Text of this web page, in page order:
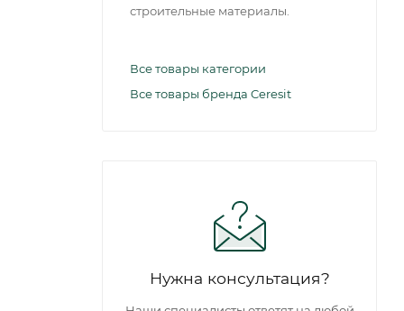
строительные материалы.
Все товары категории
Все товары бренда Ceresit
Нужна консультация?